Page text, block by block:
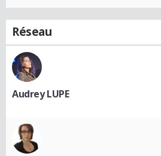
Réseau
Audrey LUPE